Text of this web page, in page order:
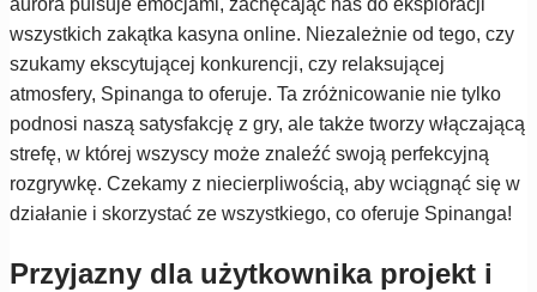
wszystkich zakątka kasyna online. Niezależnie od tego, czy
szukamy ekscytującej konkurencji, czy relaksującej
atmosfery, Spinanga to oferuje. Ta zróżnicowanie nie tylko
podnosi naszą satysfakcję z gry, ale także tworzy włączającą
strefę, w której wszyscy może znaleźć swoją perfekcyjną
rozgrywkę. Czekamy z niecierpliwością, aby wciągnąć się w
działanie i skorzystać ze wszystkiego, co oferuje Spinanga!
Przyjazny dla użytkownika projekt i